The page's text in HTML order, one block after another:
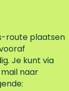
route plaatsen
Je kunt via
naar